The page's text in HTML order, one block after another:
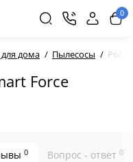
0
дома Пылесосы
Force
0 Вопрос - ответ 0